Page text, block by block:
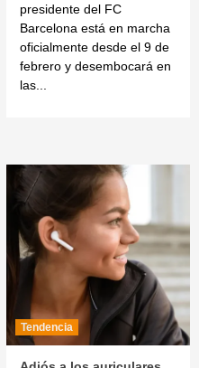
presidente del FC
Barcelona está en marcha
oficialmente desde el 9 de
febrero y desembocará en
las...
Tendencia